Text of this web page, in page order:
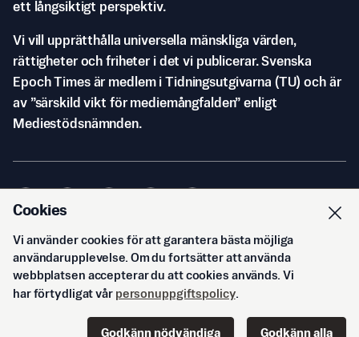
ett långsiktigt perspektiv.
Vi vill upprätthålla universella mänskliga värden,
rättigheter och friheter i det vi publicerar. Svenska
Epoch Times är medlem i Tidningsutgivarna (TU) och är
av ”särskild vikt för mediemångfalden” enligt
Mediestödsnämnden.
© Svenska Epoch Times AB2026
Cookies
Vi använder cookies för att garantera bästa möjliga
användarupplevelse. Om du fortsätter att använda
webbplatsen accepterar du att cookies används. Vi
har förtydligat vår personuppgiftspolicy.
Godkänn nödvändiga Godkänn alla